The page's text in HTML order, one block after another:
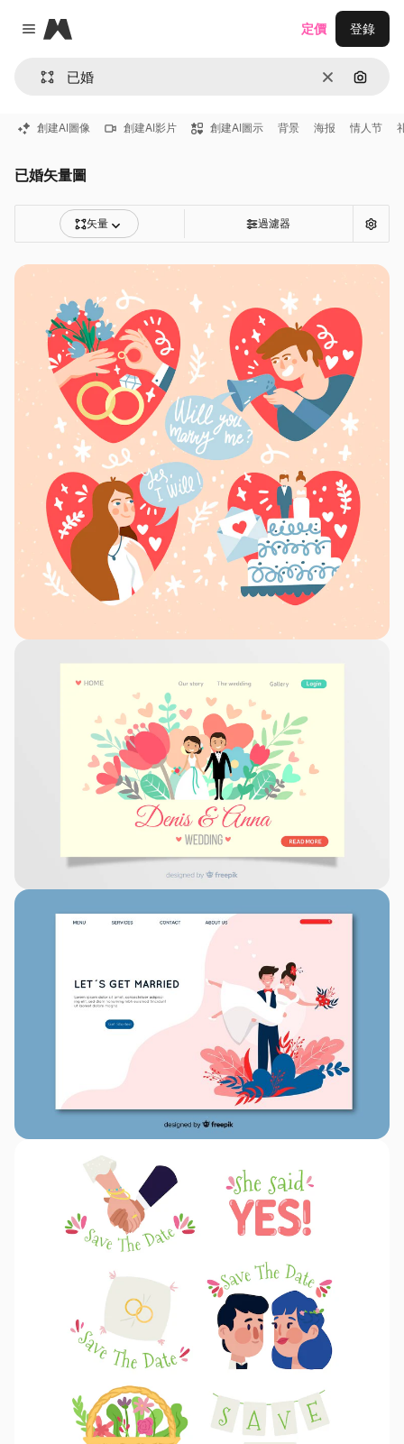
Close menu
Magnific
清除 通過圖
定價 登錄
創建AI圖像 創建AI影片 創建AI圖示 背景 海报 情人节
已婚矢量圖
矢量 過濾器